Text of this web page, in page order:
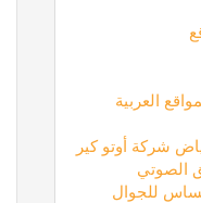
العربية
شركة أوتو كير
الصوتي
للجوال